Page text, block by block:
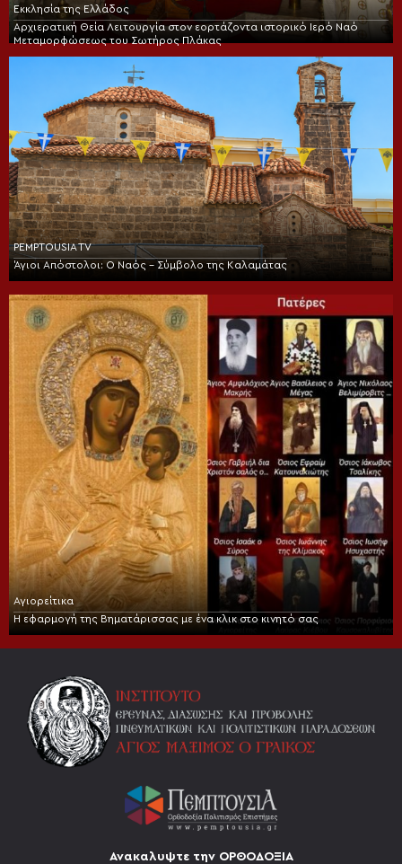
Εκκλησία της Ελλάδος
Αρχιερατική Θεία Λειτουργία στον εορτάζοντα ιστορικό Ιερό Ναό
Μεταμορφώσεως του Σωτήρος Πλάκας
PEMPTOUSIA TV
Άγιοι Απόστολοι: Ο Ναός – Σύμβολο της Καλαμάτας
Αγιορείτικα
Η εφαρμογή της Βηματάρισσας με ένα κλικ στο κινητό σας
Ανακαλυψτε την ΟΡΘΟΔΟΞΙΑ